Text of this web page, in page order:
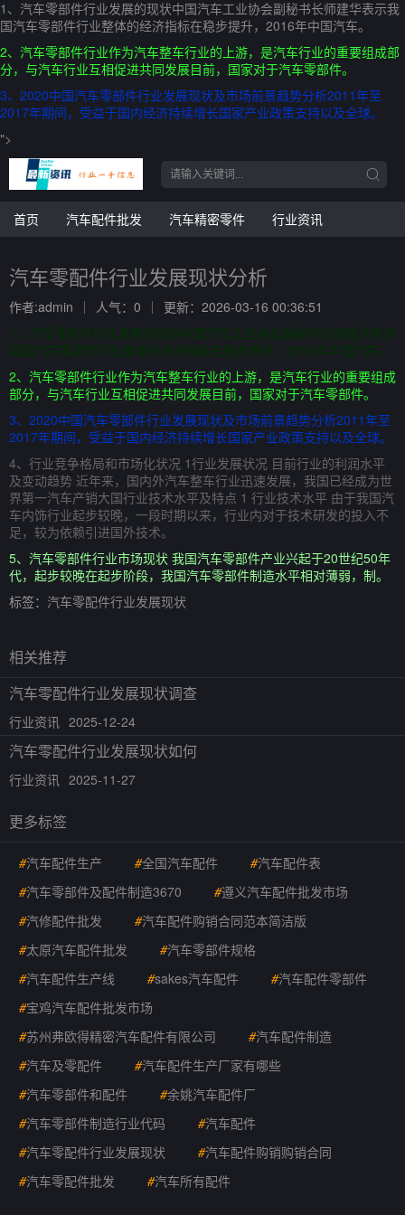
1、汽车零部件行业发展的现状中国汽车工业协会副秘书长师建华表示我
国汽车零部件行业整体的经济指标在稳步提升，2016年中国汽车。
2、汽车零部件行业作为汽车整车行业的上游，是汽车行业的重要组成部
分，与汽车行业互相促进共同发展目前，国家对于汽车零部件。
3、2020中国汽车零部件行业发展现状及市场前景趋势分析2011年至
2017年期间，受益于国内经济持续增长国家产业政策支持以及全球。
">
首页 汽车配件批发 汽车精密零件 行业资讯
汽车零配件行业发展现状分析
作者:admin 人气：0
更新：2026-03-16 00:36:51
1、汽车零部件行业发展的现状中国汽车工业协会副秘书长师建华表示
我国汽车零部件行业整体的经济指标在稳步提升，2016年中国汽车。
2、汽车零部件行业作为汽车整车行业的上游，是汽车行业的重要组成
部分，与汽车行业互相促进共同发展目前，国家对于汽车零部件。
3、2020中国汽车零部件行业发展现状及市场前景趋势分析2011年至
2017年期间，受益于国内经济持续增长国家产业政策支持以及全球。
4、行业竞争格局和市场化状况 1行业发展状况 目前行业的利润水平
及变动趋势 近年来，国内外汽车整车行业迅速发展，我国已经成为世
界第一汽车产销大国行业技术水平及特点 1 行业技术水平 由于我国汽
车内饰行业起步较晚，一段时期以来，行业内对于技术研发的投入不
足，较为依赖引进国外技术。
5、汽车零部件行业市场现状 我国汽车零部件产业兴起于20世纪50年
代，起步较晚在起步阶段，我国汽车零部件制造水平相对薄弱，制。
标签： 汽车零配件行业发展现状
相关推荐
汽车零配件行业发展现状调查
行业资讯 2025-12-24
汽车零配件行业发展现状如何
行业资讯 2025-11-27
更多标签
#汽车配件生产 #全国汽车配件 #汽车配件表
#汽车零部件及配件制造3670 #遵义汽车配件批发市场
#汽修配件批发 #汽车配件购销合同范本简洁版
#太原汽车配件批发 #汽车零部件规格
#汽车配件生产线 #sakes汽车配件 #汽车配件零部件
#宝鸡汽车配件批发市场
#苏州弗欧得精密汽车配件有限公司 #汽车配件制造
#汽车及零配件 #汽车配件生产厂家有哪些
#汽车零部件和配件 #余姚汽车配件厂
#汽车零部件制造行业代码 #汽车配件
#汽车零配件行业发展现状 #汽车配件购销购销合同
#汽车零配件批发 #汽车所有配件